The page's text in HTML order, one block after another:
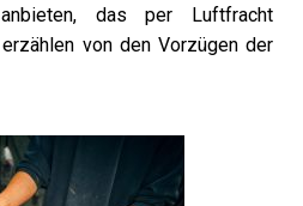
das per Luftfracht
von den Vorzügen der